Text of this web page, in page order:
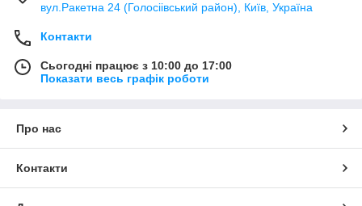
вул.Ракетна 24 (Голосіівський район), Київ, Україна
Контакти
Сьогодні працює з 10:00 до 17:00
Показати весь графік роботи
Про нас
Контакти